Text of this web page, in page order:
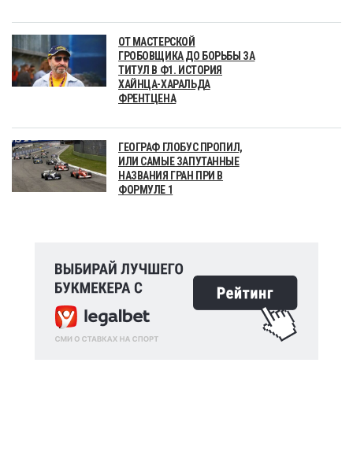
ОТ МАСТЕРСКОЙ
ГРОБОВЩИКА ДО БОРЬБЫ ЗА
ТИТУЛ В Ф1. ИСТОРИЯ
ХАЙНЦА-ХАРАЛЬДА
ФРЕНТЦЕНА
ГЕОГРАФ ГЛОБУС ПРОПИЛ,
ИЛИ САМЫЕ ЗАПУТАННЫЕ
НАЗВАНИЯ ГРАН ПРИ В
ФОРМУЛЕ 1